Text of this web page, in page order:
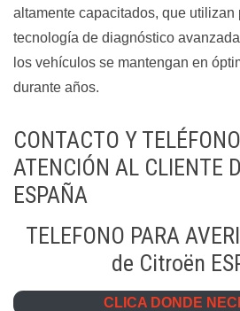
altamente capacitados, que
tecnología de diagnóstico
los vehículos se mantengan en
durante años.
CONTACTO Y
ATENCIÓN AL CLIENTE
ESPAÑA
TELEFONO PARA
de Citroën
CLICA DONDE